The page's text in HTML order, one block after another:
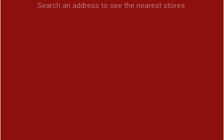
Search an address to see the nearest stores.